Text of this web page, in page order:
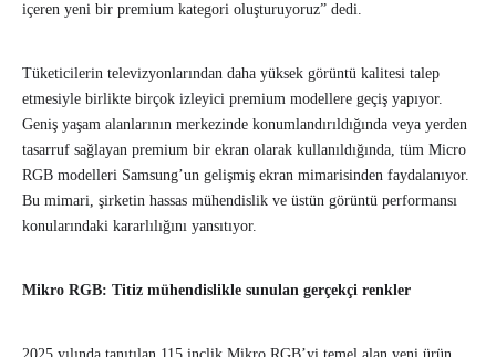
içeren yeni bir premium kategori oluşturuyoruz” dedi.
Tüketicilerin televizyonlarından daha yüksek görüntü kalitesi talep
etmesiyle birlikte birçok izleyici premium modellere geçiş yapıyor.
Geniş yaşam alanlarının merkezinde konumlandırıldığında veya yerden
tasarruf sağlayan premium bir ekran olarak kullanıldığında, tüm Micro
RGB modelleri Samsung’un gelişmiş ekran mimarisinden faydalanıyor.
Bu mimari, şirketin hassas mühendislik ve üstün görüntü performansı
konularındaki kararlılığını yansıtıyor.
Mikro RGB: Titiz mühendislikle sunulan gerçekçi renkler